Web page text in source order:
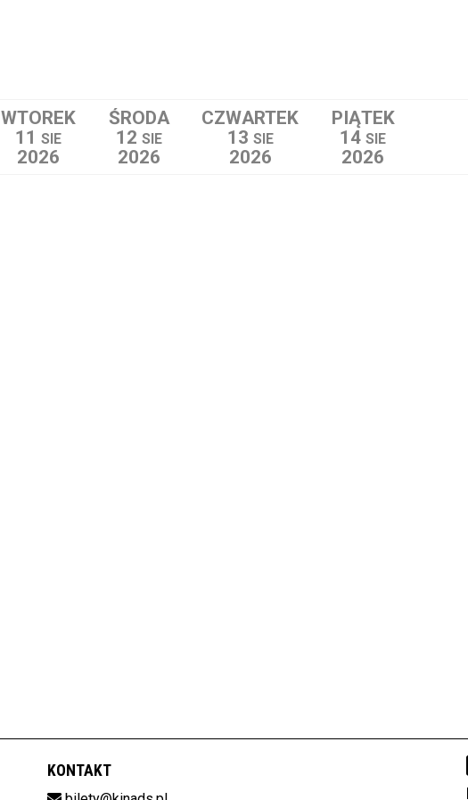
WTOREK
11 SIE
2026
ŚRODA
12 SIE
2026
CZWARTEK
13 SIE
2026
PIĄTEK
14 SIE
2026
KONTAKT